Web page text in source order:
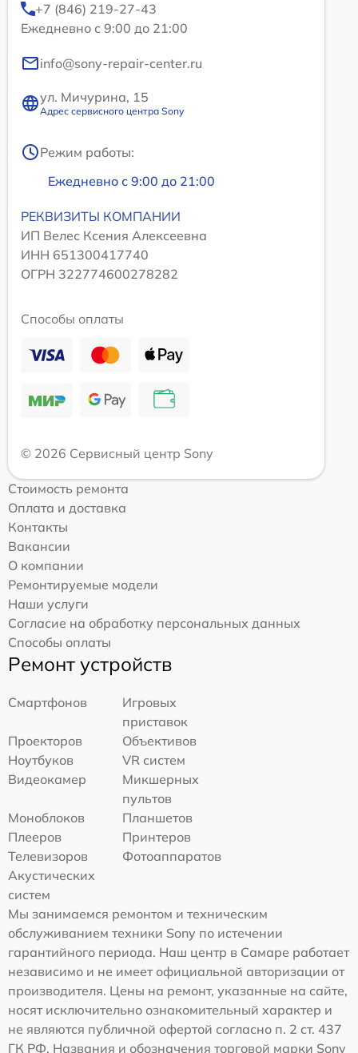
+7 (846) 219-27-43
Ежедневно с 9:00 до 21:00
info@sony-repair-center.ru
ул. Мичурина, 15
Адрес сервисного центра Sony
Режим работы:
Ежедневно с 9:00 до 21:00
РЕКВИЗИТЫ КОМПАНИИ
ИП Велес Ксения Алексеевна
ИНН 651300417740
ОГРН 322774600278282
Способы оплаты
© 2026 Сервисный центр Sony
Стоимость ремонта
Оплата и доставка
Контакты
Вакансии
О компании
Ремонтируемые модели
Наши услуги
Согласие на обработку персональных данных
Способы оплаты
Ремонт устройств
Смартфонов
Игровых
приставок
Проекторов
Объективов
Ноутбуков
VR систем
Видеокамер
Микшерных
пультов
Моноблоков
Планшетов
Плееров
Принтеров
Телевизоров
Фотоаппаратов
Акустических
систем
Мы занимаемся ремонтом и техническим
обслуживанием техники Sony по истечении
гарантийного периода. Наш центр в Самаре работает
независимо и не имеет официальной авторизации от
производителя. Цены на ремонт, указанные на сайте,
носят исключительно ознакомительный характер и
не являются публичной офертой согласно п. 2 ст. 437
ГК РФ. Названия и обозначения торговой марки Sony